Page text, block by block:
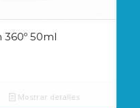
50ml
Mostrar detalles